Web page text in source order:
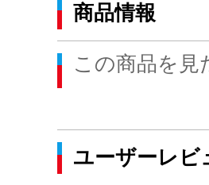
商品情報
この商品を見
ユーザーレビ